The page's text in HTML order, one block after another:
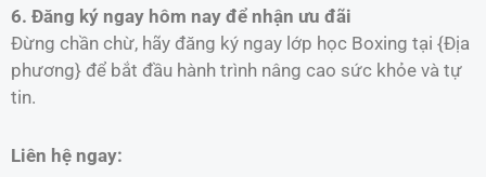
6. Đăng ký ngay hôm nay để nhận ưu đãi
Đừng chần chừ, hãy đăng ký ngay lớp học Boxing tại {Địa
phương} để bắt đầu hành trình nâng cao sức khỏe và tự
tin.
Liên hệ ngay: